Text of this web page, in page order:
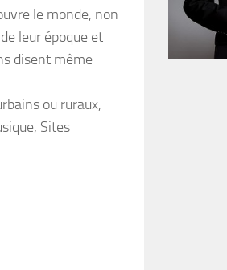
le monde, non
leur époque et
disent même
ou ruraux,
Sites